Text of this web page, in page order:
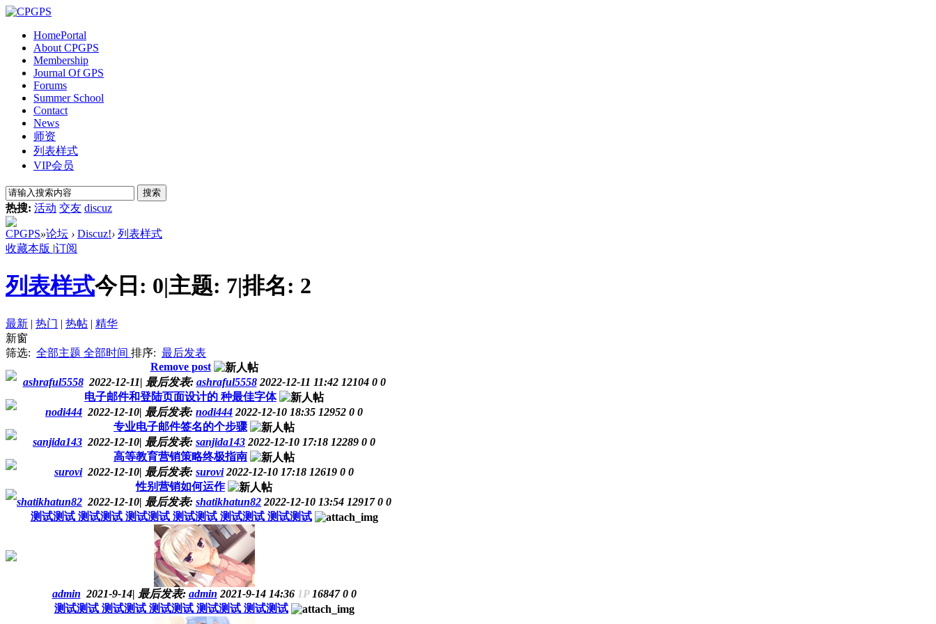
HomePortal
About CPGPS
Membership
Journal Of GPS
Forums
Summer School
Contact
News
师资
列表样式
VIP会员
搜索
热搜: 活动 交友 discuz
CPGPS»论坛 › Discuz!› 列表样式
收藏本版 |订阅
列表样式今日: 0|主题: 7|排名: 2
最新 | 热门 | 热帖 | 精华
新窗
筛选: 全部主题 全部时间 排序: 最后发表
Remove post
ashraful5558 2022-12-11| 最后发表: ashraful55582022-12-11 11:42 12104 0 0
电子邮件和登陆页面设计的 种最佳字体
nodi444 2022-12-10| 最后发表: nodi444 2022-12-10 18:35 12952 0 0
专业电子邮件签名的个步骤
sanjida143 2022-12-10| 最后发表: sanjida143 2022-12-10 17:18 12289 0 0
高等教育营销策略终极指南
surovi 2022-12-10| 最后发表: surovi2022-12-10 17:18 12619 0 0
性别营销如何运作
shatikhatun82 2022-12-10| 最后发表: shatikhatun82 2022-12-10 13:54 12917 0 0
测试测试 测试测试 测试测试 测试测试 测试测试 测试测试
admin 2021-9-14| 最后发表: admin 2021-9-14 14:36 1P 16847 0 0
测试测试 测试测试 测试测试 测试测试 测试测试